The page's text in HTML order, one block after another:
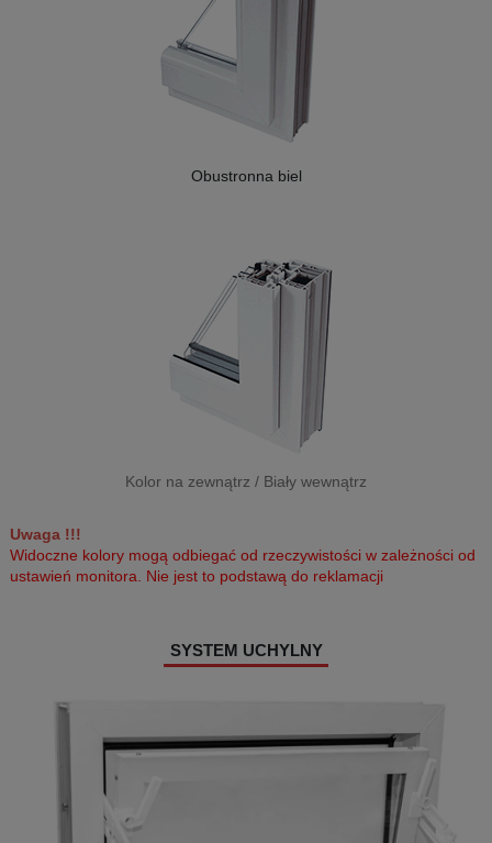
Obustronna biel
Kolor na zewnątrz / Biały wewnątrz
Uwaga !!!
Widoczne kolory mogą odbiegać od rzeczywistości w zależności od
ustawień monitora. Nie jest to podstawą do reklamacji
SYSTEM UCHYLNY